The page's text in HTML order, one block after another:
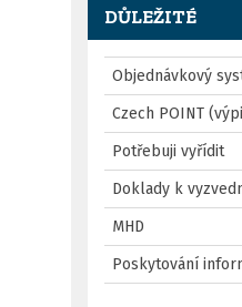
DŮLEŽITÉ
Objednávkový
Czech POINT
Potřebuji vyřídit
Doklady k
MHD
Poskytování